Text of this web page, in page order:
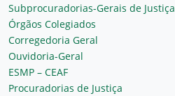
Subprocuradorias-Gerais de Justiça
Órgãos Colegiados
Corregedoria Geral
Ouvidoria-Geral
ESMP – CEAF
Procuradorias de Justiça